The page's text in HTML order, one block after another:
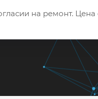
на ремонт.